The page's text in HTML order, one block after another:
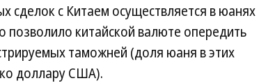
сделок с Китаем осуществляется в юанях
позволило китайской валюте опередить
таможней (доля юаня в этих
доллару США).